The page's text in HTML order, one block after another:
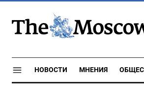
НОВОСТИ МНЕНИЯ